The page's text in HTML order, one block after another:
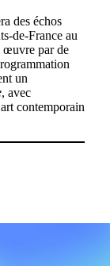
des échos
de-France au
œuvre par de
un
, avec
contemporain